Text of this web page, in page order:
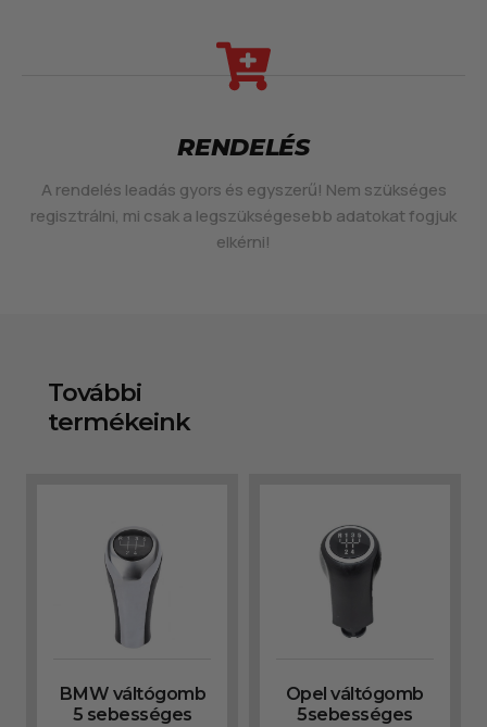
RENDELÉS
A rendelés leadás gyors és egyszerű! Nem szükséges
regisztrálni, mi csak a legszükségesebb adatokat fogjuk
elkérni!
További
termékeink
BMW váltógomb
5 sebességes
Opel váltógomb
5sebességes